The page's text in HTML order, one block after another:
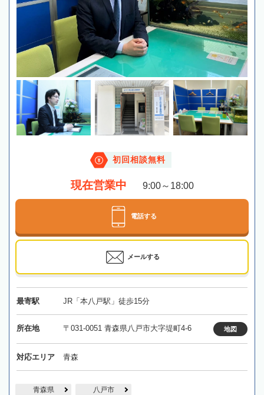
初回相談無料
現在営業中 9:00～18:00
電話する
メールする
最寄駅 JR「本八戸駅」徒歩15分
所在地 〒031-0051 青森県八戸市大字堤町4-6 地図
対応エリア 青森
青森県 八戸市